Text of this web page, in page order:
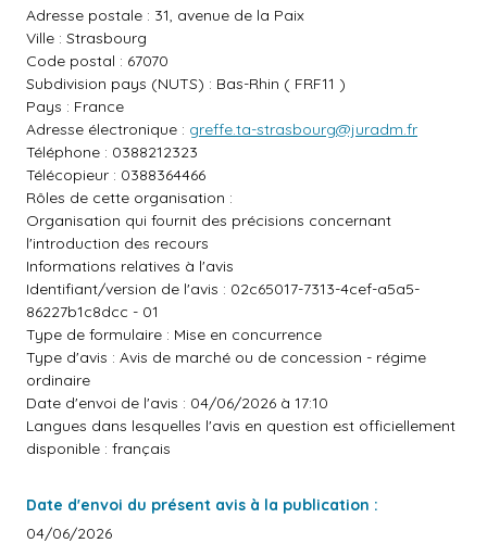
Adresse postale : 31, avenue de la Paix
Ville : Strasbourg
Code postal : 67070
Subdivision pays (NUTS) : Bas-Rhin ( FRF11 )
Pays : France
Adresse électronique : greffe.ta-strasbourg@juradm.fr
Téléphone : 0388212323
Télécopieur : 0388364466
Rôles de cette organisation :
Organisation qui fournit des précisions concernant
l'introduction des recours
Informations relatives à l'avis
Identifiant/version de l'avis : 02c65017-7313-4cef-a5a5-
86227b1c8dcc - 01
Type de formulaire : Mise en concurrence
Type d'avis : Avis de marché ou de concession - régime
ordinaire
Date d'envoi de l'avis : 04/06/2026 à 17:10
Langues dans lesquelles l'avis en question est officiellement
disponible : français
Date d'envoi du présent avis à la publication :
04/06/2026